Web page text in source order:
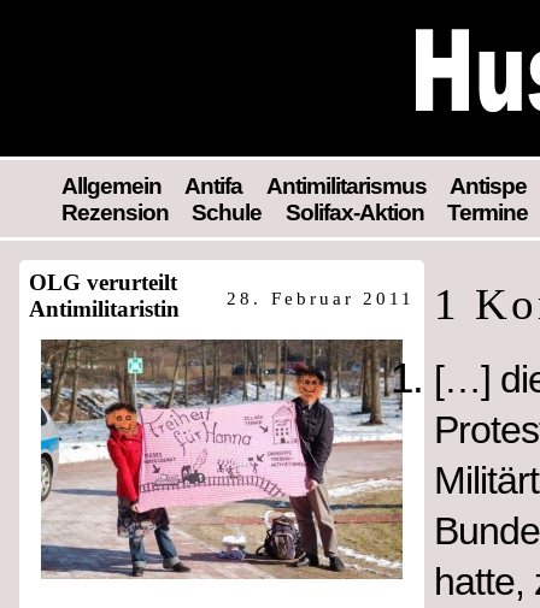
Allgemein Antifa Antimilitarismus
Antispe
Rezension
Schule Solifax-Aktion Termine
28. Februar 2011
OLG verurteilt
Antimilitaristin
1
[…]
hatte,